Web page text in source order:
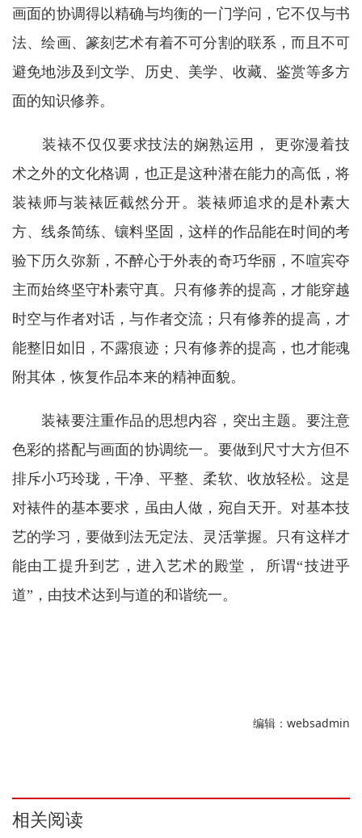
画面的协调得以精确与均衡的一门学问，它不仅与书
法、绘画、篆刻艺术有着不可分割的联系，而且不可
避免地涉及到文学、历史、美学、收藏、鉴赏等多方
面的知识修养。
装裱不仅仅要求技法的娴熟运用， 更弥漫着技
术之外的文化格调，也正是这种潜在能力的高低，将
装裱师与装裱匠截然分开。装裱师追求的是朴素大
方、线条简练、镶料坚固，这样的作品能在时间的考
验下历久弥新，不醉心于外表的奇巧华丽，不喧宾夺
主而始终坚守朴素守真。只有修养的提高，才能穿越
时空与作者对话，与作者交流；只有修养的提高，才
能整旧如旧，不露痕迹；只有修养的提高，也才能魂
附其体，恢复作品本来的精神面貌。
装裱要注重作品的思想内容，突出主题。要注意
色彩的搭配与画面的协调统一。要做到尺寸大方但不
排斥小巧玲珑，干净、平整、柔软、收放轻松。这是
对裱件的基本要求，虽由人做，宛自天开。对基本技
艺的学习，要做到法无定法、灵活掌握。只有这样才
能由工提升到艺，进入艺术的殿堂， 所谓“技进乎
道”，由技术达到与道的和谐统一。
编辑：websadmin
相关阅读